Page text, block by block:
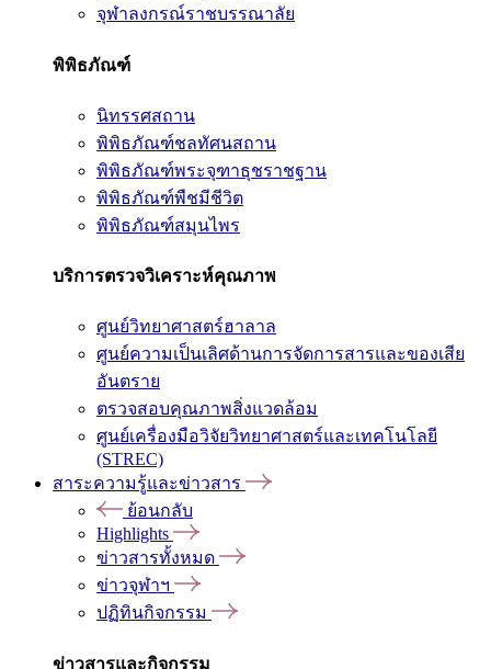
จุฬาลงกรณ์ราชบรรณาลัย
พิพิธภัณฑ์
นิทรรศสถาน
พิพิธภัณฑ์ชลทัศนสถาน
พิพิธภัณฑ์พระจุฑาธุชราชฐาน
พิพิธภัณฑ์พืชมีชีวิต
พิพิธภัณฑ์สมุนไพร
บริการตรวจวิเคราะห์คุณภาพ
ศูนย์วิทยาศาสตร์ฮาลาล
ศูนย์ความเป็นเลิศด้านการจัดการสารและของเสีย
อันตราย
ตรวจสอบคุณภาพสิ่งแวดล้อม
ศูนย์เครื่องมือวิจัยวิทยาศาสตร์และเทคโนโลยี
(STREC)
สาระความรู้และข่าวสาร
ย้อนกลับ
Highlights
ข่าวสารทั้งหมด
ข่าวจุฬาฯ
ปฏิทินกิจกรรม
ข่าวสารและกิจกรรม